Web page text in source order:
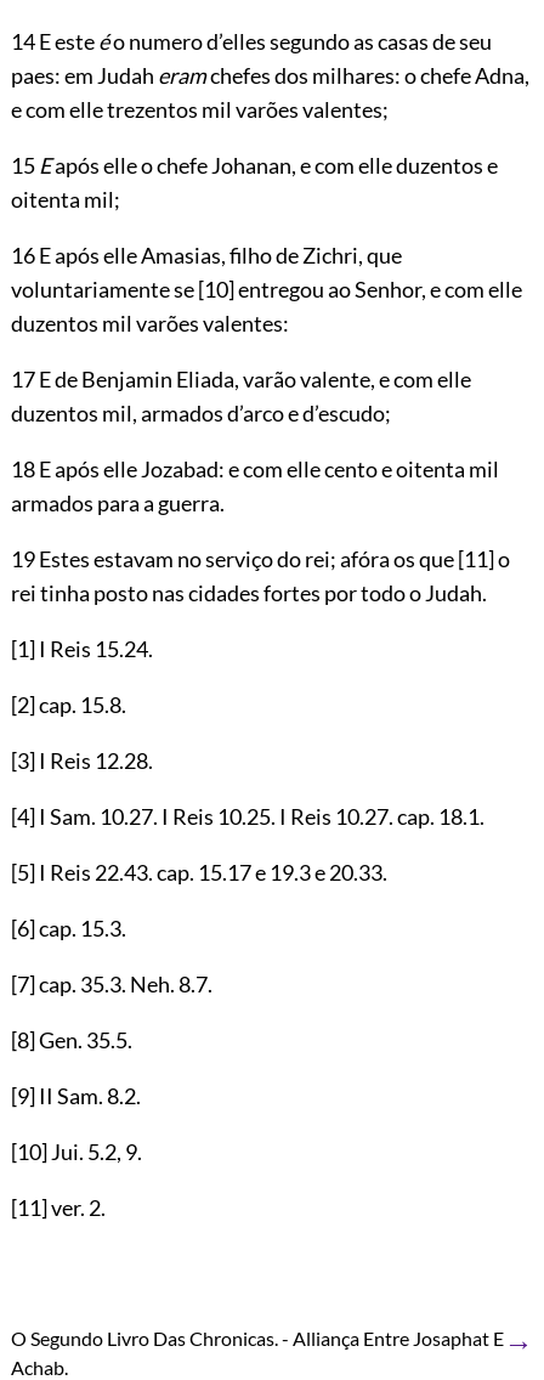
14 E esteéo numero d’elles segundo as casas de seu
paes: em Judah eramchefes dos milhares: o chefe Adna,
e com elle trezentos mil varões valentes;
15 Eapós elle o chefe Johanan, e com elle duzentos e
oitenta mil;
16 E após elle Amasias, filho de Zichri, que
voluntariamente se[10]entregou ao Senhor, e com elle
duzentos mil varões valentes:
17 E de Benjamin Eliada, varão valente, e com elle
duzentos mil, armados d’arco e d’escudo;
18 E após elle Jozabad: e com elle cento e oitenta mil
armados para a guerra.
19 Estes estavam no serviço do rei; afóra os que[11]o
rei tinha posto nas cidades fortes por todo o Judah.
[1]I Reis 15.24.
[2]cap. 15.8.
[3]I Reis 12.28.
[4]I Sam. 10.27. I Reis 10.25. I Reis 10.27. cap. 18.1.
[5]I Reis 22.43. cap. 15.17e 19.3e20.33.
[6]cap. 15.3.
[7]cap. 35.3. Neh.8.7.
[8]Gen. 35.5.
[9]II Sam.8.2.
[10]Jui. 5.2, 9.
[11]ver. 2.
O Segundo Livro Das Chronicas. - Alliança Entre Josaphat E
Achab.
→